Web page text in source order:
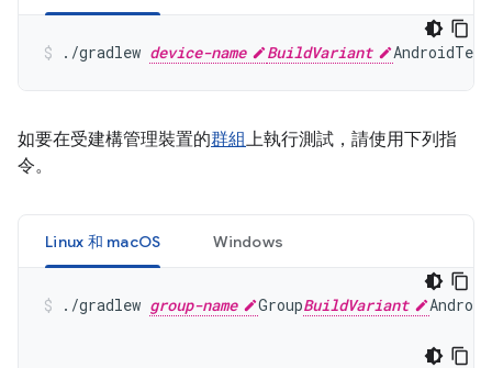
./gradlew device-name BuildVariant
如要在受建構管理裝置的群組上執行測試，請使用下列指
令。
Linux 和 macOS Windows
./gradlew group-name GroupBuildVariant